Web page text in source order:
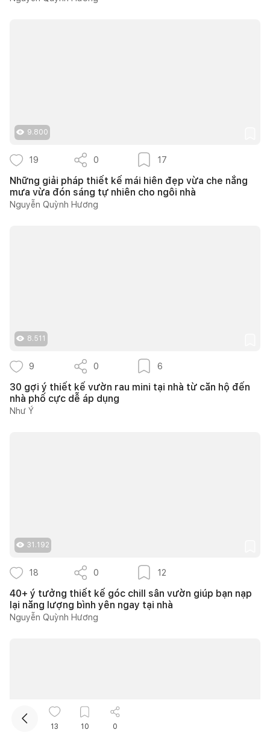
9.800
19 0 17
Những giải pháp thiết kế mái hiên đẹp vừa che nắng
mưa vừa đón sáng tự nhiên cho ngôi nhà
Nguyễn Quỳnh Hương
8.511
9 0 6
30 gợi ý thiết kế vườn rau mini tại nhà từ căn hộ đến
nhà phố cực dễ áp dụng
Như Ý
31.192
18 0 12
40+ ý tưởng thiết kế góc chill sân vườn giúp bạn nạp
lại năng lượng bình yên ngay tại nhà
Nguyễn Quỳnh Hương
13 10 0
Kết nối thiết kế, thi công